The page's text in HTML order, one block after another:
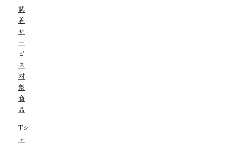
試
着
サ
ー
ビ
ス
対
象
商
品
Tシ
ャ